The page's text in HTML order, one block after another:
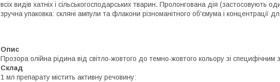
всіх видів хатніх і сільськогосподарських тварин. Пролонгована дія (застосовують
зручнаупаковка: скляні ампули та флакони різноманітного об'ємума і концентрації
Опис
Прозора олійна рідина від світло-жовтого до темно-жовтого кольору зі специфічним
Склад
1 мл препарату містить активну речовину: